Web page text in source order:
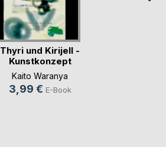
Thyri und Kirijell -
Kunstkonzept
Kaito Waranya
3,99 € E-Book